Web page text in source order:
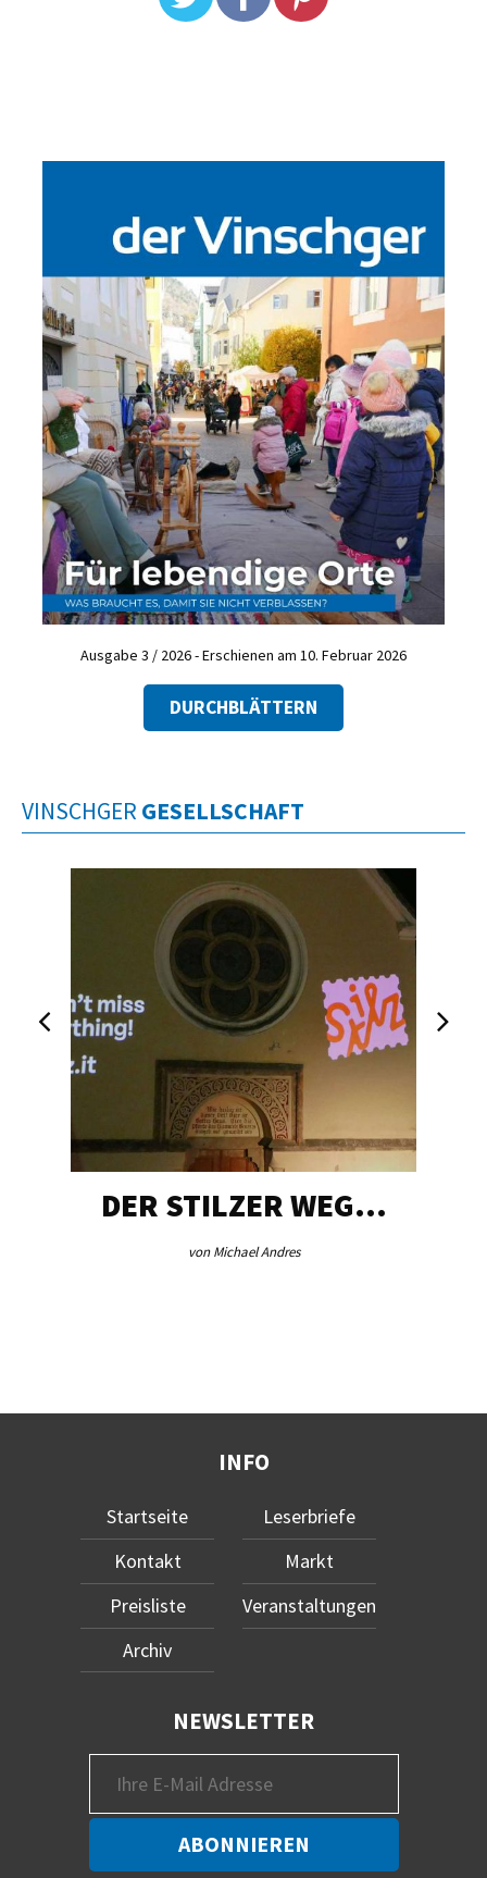
Ausgabe 3 / 2026 - Erschienen am 10. Februar 2026
DURCHBLÄTTERN
VINSCHGER GESELLSCHAFT
DER STILZER WEG…
von Michael Andres
INFO
Startseite
Kontakt
Preisliste
Archiv
Leserbriefe
Markt
Veranstaltungen
NEWSLETTER